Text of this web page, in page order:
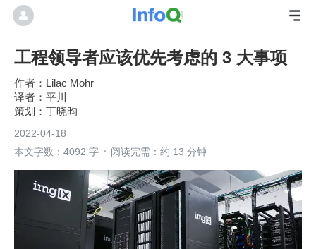
工程领导者应该优先考虑的 3 大事项
作者：Lilac Mohr
平川
丁晓昀
2022-04-18
本文字数：4092 字
阅读完需：约 13 分钟